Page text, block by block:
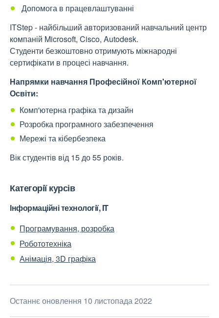
Допомога в працевлаштуванні
ITStep - найбільший авторизований навчальний центр
компаній Microsoft, Cisco, Autodesk.
Студенти безкоштовно отримують міжнародні
сертифікати в процесі навчання.
Напрямки навчання Професійної Комп'ютерної
Освіти:
Комп'ютерна графіка та дизайн
Розробка програмного забезпечення
Мережі та кібербезпека
Вік студентів від 15 до 55 років.
Категорії курсів
Інформаційні технології, IT
Програмування, розробка
Робототехніка
Анімація, 3D графіка
Останнє оновлення 10 листопада 2022